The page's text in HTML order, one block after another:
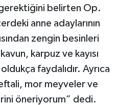
belirten Op.
anne adaylarının
zengin besinleri
karpuz ve kayısı
faydalıdır. Ayrıca
mor meyveler ve
öneriyorum” dedi.